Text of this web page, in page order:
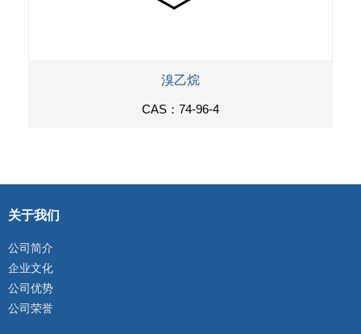
溴乙烷
CAS：74-96-4
关于我们
公司简介
企业文化
公司优势
公司荣誉